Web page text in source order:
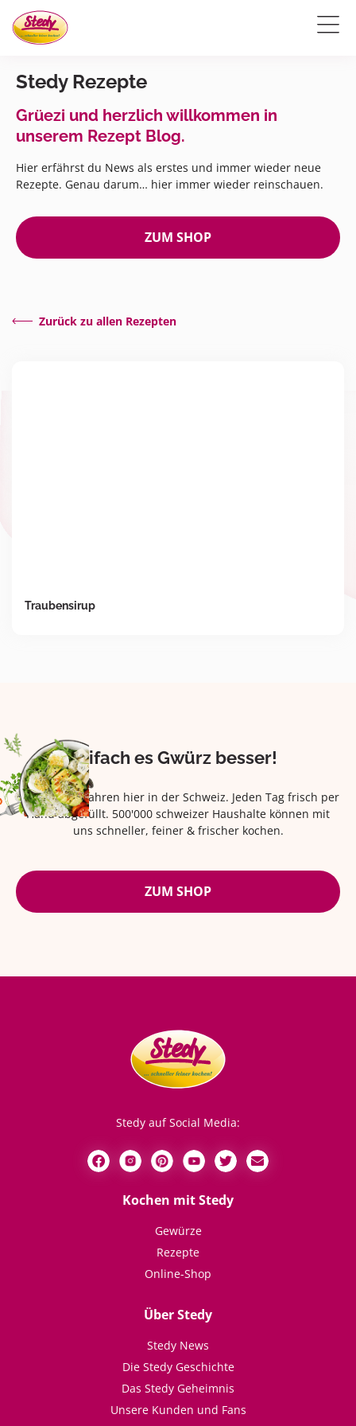
Stedy Rezepte
Grüezi und herzlich willkommen in
unserem Rezept Blog.
Hier erfährst du News als erstes und immer wieder neue
Rezepte. Genau darum… hier immer wieder reinschauen.
ZUM SHOP
Zurück zu allen Rezepten
Traubensirup
Eifach es Gwürz besser!
Seit über 42 Jahren hier in der Schweiz. Jeden Tag frisch per
Hand abgefüllt. 500'000 schweizer Haushalte können mit
uns schneller, feiner & frischer kochen.
ZUM SHOP
Stedy auf Social Media:
Kochen mit Stedy
Gewürze
Rezepte
Online-Shop
Über Stedy
Stedy News
Die Stedy Geschichte
Das Stedy Geheimnis
Unsere Kunden und Fans